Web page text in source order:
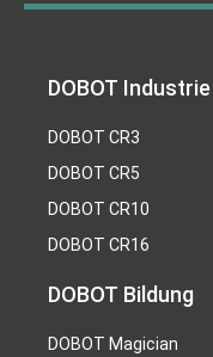
DOBOT Industrie
DOBOT CR3
DOBOT CR5
DOBOT CR10
DOBOT CR16
DOBOT Bildung
DOBOT Magician